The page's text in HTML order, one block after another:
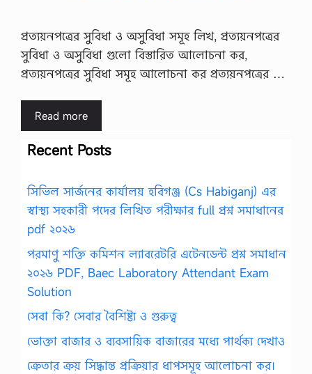
প্রত্যয়নপত্রের সুবিধা ও অসুবিধা সমূহ লিখ, প্রত্যয়নপত্রের
সুবিধা ও অসুবিধা গুলো বিস্তারিত আলোচনা কর,
প্রত্যয়নপত্রের সুবিধা সমূহ আলোচনা কর প্রত্যয়নপত্রের …
Read more
Recent Posts
সিভিল সার্জনের কার্যালয় হবিগঞ্জ (Cs Habiganj) এর
স্বাস্থ্য সহকারী পদের লিখিত পরীক্ষার full প্রশ্ন সমাধানের
pdf ২০২৬
পরমাণু শক্তি কমিশন ল্যাবরেটরি এটেনডেন্ট প্রশ্ন সমাধান
২০২৬ PDF, Baec Laboratory Attendant Exam
Solution
সেবা কি? সেবার বৈশিষ্ট্য ও গুরুত্ব
ভোক্তা বাজার ও ব্যবসায়িক বাজারের মধ্যে পার্থক্য দেখাও
ক্রেতার ক্রয় সিদ্ধান্ত প্রক্রিয়ার ধাপসমূহ আলোচনা কর।